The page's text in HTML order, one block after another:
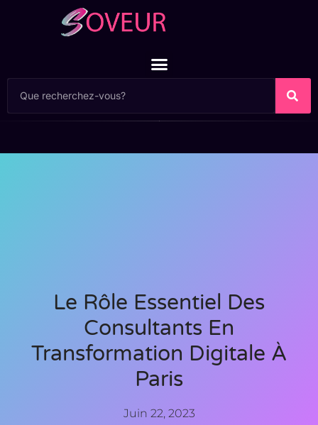
Le Rôle Essentiel Des
Consultants En
Transformation Digitale À
Paris
Juin 22, 2023